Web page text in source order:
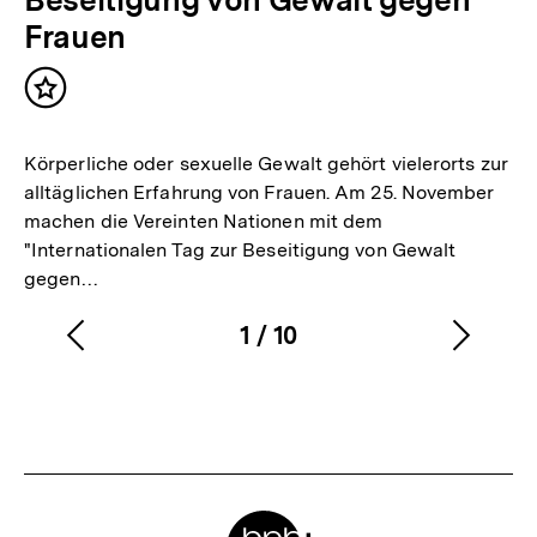
Frauen
Inhalt
Körperliche oder sexuelle Gewalt gehört vielerorts zur
alltäglichen Erfahrung von Frauen. Am 25. November
machen die Vereinten Nationen mit dem
"Internationalen Tag zur Beseitigung von Gewalt
gegen…
Karussellinhalt
1
von
/ 10
Vorherigen